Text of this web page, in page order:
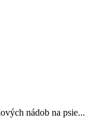
nádob na psie...